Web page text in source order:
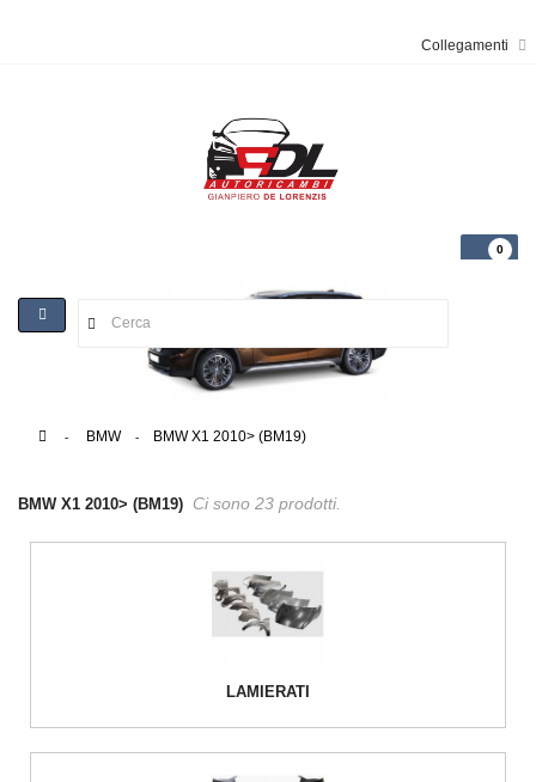
Collegamenti
0
Toggle
> BMW > BMW X1 2010> (BM19)
BMW X1 2010> (BM19) Ci sono 23 prodotti.
LAMIERATI